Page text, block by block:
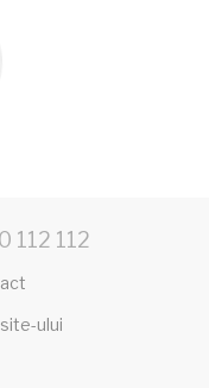
112 112
ului